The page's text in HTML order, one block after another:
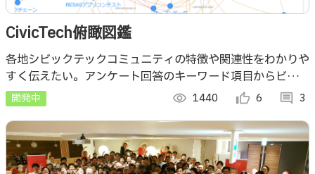
CivicTech俯瞰図鑑
各地シビックテックコミュニティの特徴や関連性をわかりや
すく伝えたい。アンケート回答のキーワード項目からビック
テックコミュニティの性格や得意分野、近しいシビックテッ
クがわかるような「俯瞰図」を作成する。
開発中 visibility 1440 thumb_up_alt 6 comment 3